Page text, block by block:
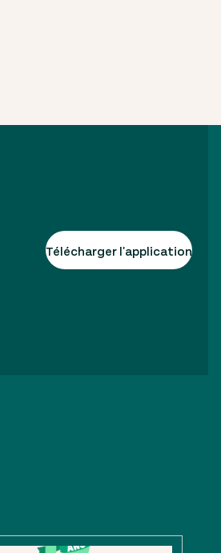
Télécharger l'application